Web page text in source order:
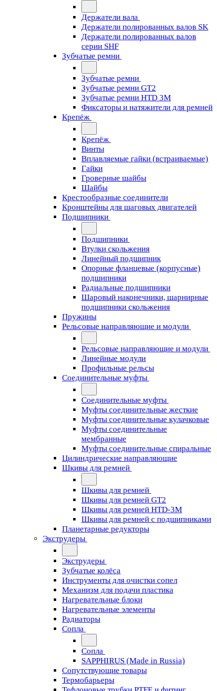
Держатели вала
Держатели полированных валов SK
Держатели полированных валов
серии SHF
Зубчатые ремни
Зубчатые ремни
Зубчатые ремни GT2
Зубчатые ремни HTD 3M
Фиксаторы и натяжители для ремней
Крепёж
Крепёж
Винты
Вплавляемые гайки (встраиваемые)
Гайки
Гроверные шайбы
Шайбы
Крестообразные соединители
Кронштейны для шаговых двигателей
Подшипники
Подшипники
Втулки скольжения
Линейный подшипник
Опорные фланцевые (корпусные)
подшипники
Радиальные подшипники
Шаровый наконечники, шарнирные
подшипники скольжения
Пружины
Рельсовые направляющие и модули
Рельсовые направляющие и модули
Линейные модули
Профильные рельсы
Соединительные муфты
Соединительные муфты
Муфты соединительные жесткие
Муфты соединительные кулачковые
Муфты соединительные
мембранные
Муфты соединительные спиральные
Цилиндрические направляющие
Шкивы для ремней
Шкивы для ремней
Шкивы для ремней GT2
Шкивы для ремней HTD-3M
Шкивы для ремней с подшипниками
Планетарные редукторы
Экструдеры
Экструдеры
Зубчатые колёса
Инструменты для очистки сопел
Механизм для подачи пластика
Нагревательные блоки
Нагревательные элементы
Радиаторы
Сопла
Сопла
SAPPHIRUS (Made in Russia)
Сопутствующие товары
Термобарьеры